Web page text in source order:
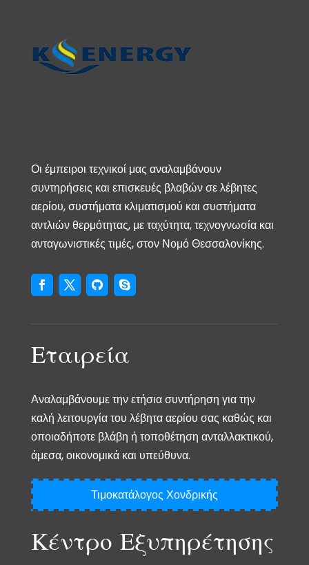
Οι έμπειροι τεχνικοί μας αναλαμβάνουν
συντηρήσεις και επισκευές βλαβών σε λέβητες
αερίου, συστήματα κλιματισμού και συστήματα
αντλιών θερμότητας, με ταχύτητα, τεχνογνωσία και
ανταγωνιστικές τιμές, στον Νομό Θεσσαλονίκης.
Εταιρεία
Αναλαμβάνουμε την ετήσια συντήρηση για την
καλή λειτουργία του λέβητα αερίου σας καθώς και
οποιαδήποτε βλάβη ή τοποθέτηση ανταλλακτικού,
άμεσα, οικονομικά και υπεύθυνα.
Τιμοκατάλογος Χονδρικής
Κέντρο Εξυπηρέτησης